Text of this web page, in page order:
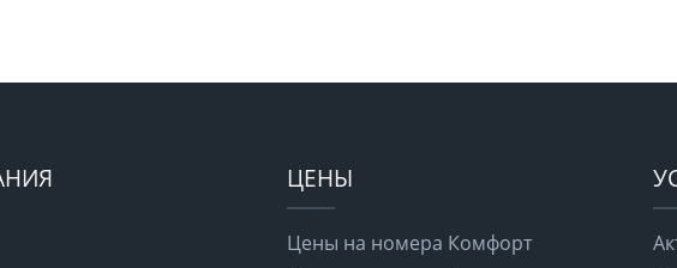
ЦЕНЫ
Цены на номера Комфорт